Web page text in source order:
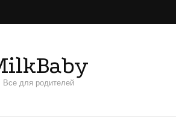
Все для родителей